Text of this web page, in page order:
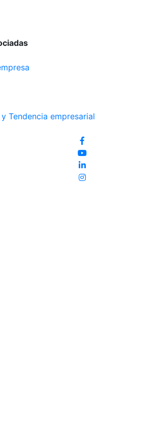
Tendencia empresarial